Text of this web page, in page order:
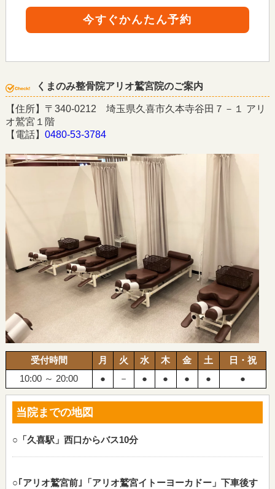
今すぐかんたん予約
くまのみ整骨院アリオ鷲宮院のご案内
【住所】〒340-0212 埼玉県久喜市久本寺谷田７－１ アリ
オ鷲宮１階
【電話】 0480-53-3784
受付時間 月 火 水 木 金 土
日・祝
10:00 ～ 20:00
● － ● ● ● ● ●
当院までの地図
○「久喜駅」西口からバス10分
○｢アリオ鷲宮前｣「アリオ鷲宮イトーヨーカドー」下車後す